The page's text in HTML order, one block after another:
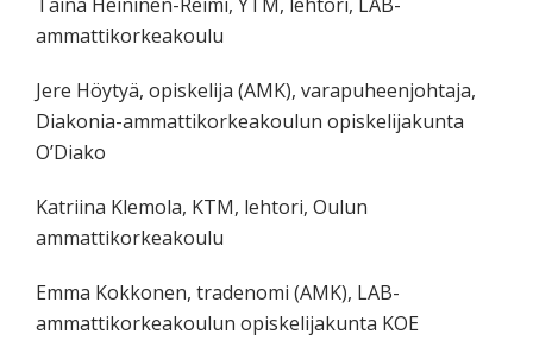
Taina Heininen-Reimi, YTM, lehtori, LAB-
ammattikorkeakoulu
Jere Höytyä, opiskelija (AMK), varapuheenjohtaja,
Diakonia-ammattikorkeakoulun opiskelijakunta
O’Diako
Katriina Klemola, KTM, lehtori, Oulun
ammattikorkeakoulu
Emma Kokkonen, tradenomi (AMK), LAB-
ammattikorkeakoulun opiskelijakunta KOE